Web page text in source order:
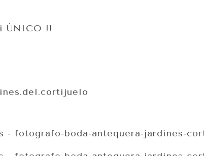
ÚNICO !!